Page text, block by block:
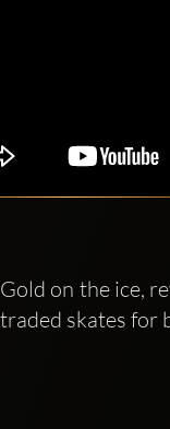
Gold on the ice,
traded skates for